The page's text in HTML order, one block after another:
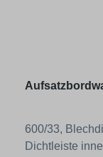
600/33,
Dichtleiste